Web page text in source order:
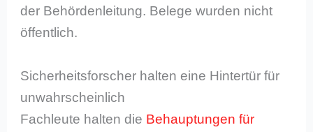
der Behördenleitung. Belege wurden nicht
öffentlich.
Sicherheitsforscher halten eine Hintertür für
unwahrscheinlich
Fachleute halten die Behauptungen für